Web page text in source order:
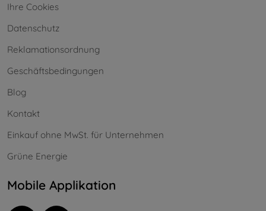
Ihre Cookies
Datenschutz
Reklamationsordnung
Geschäftsbedingungen
Blog
Kontakt
Einkauf ohne MwSt. für Unternehmen
Grüne Energie
Mobile Applikation